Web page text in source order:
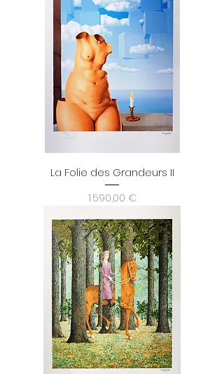
La Folie des Grandeurs II
Prix
1 590,00 €